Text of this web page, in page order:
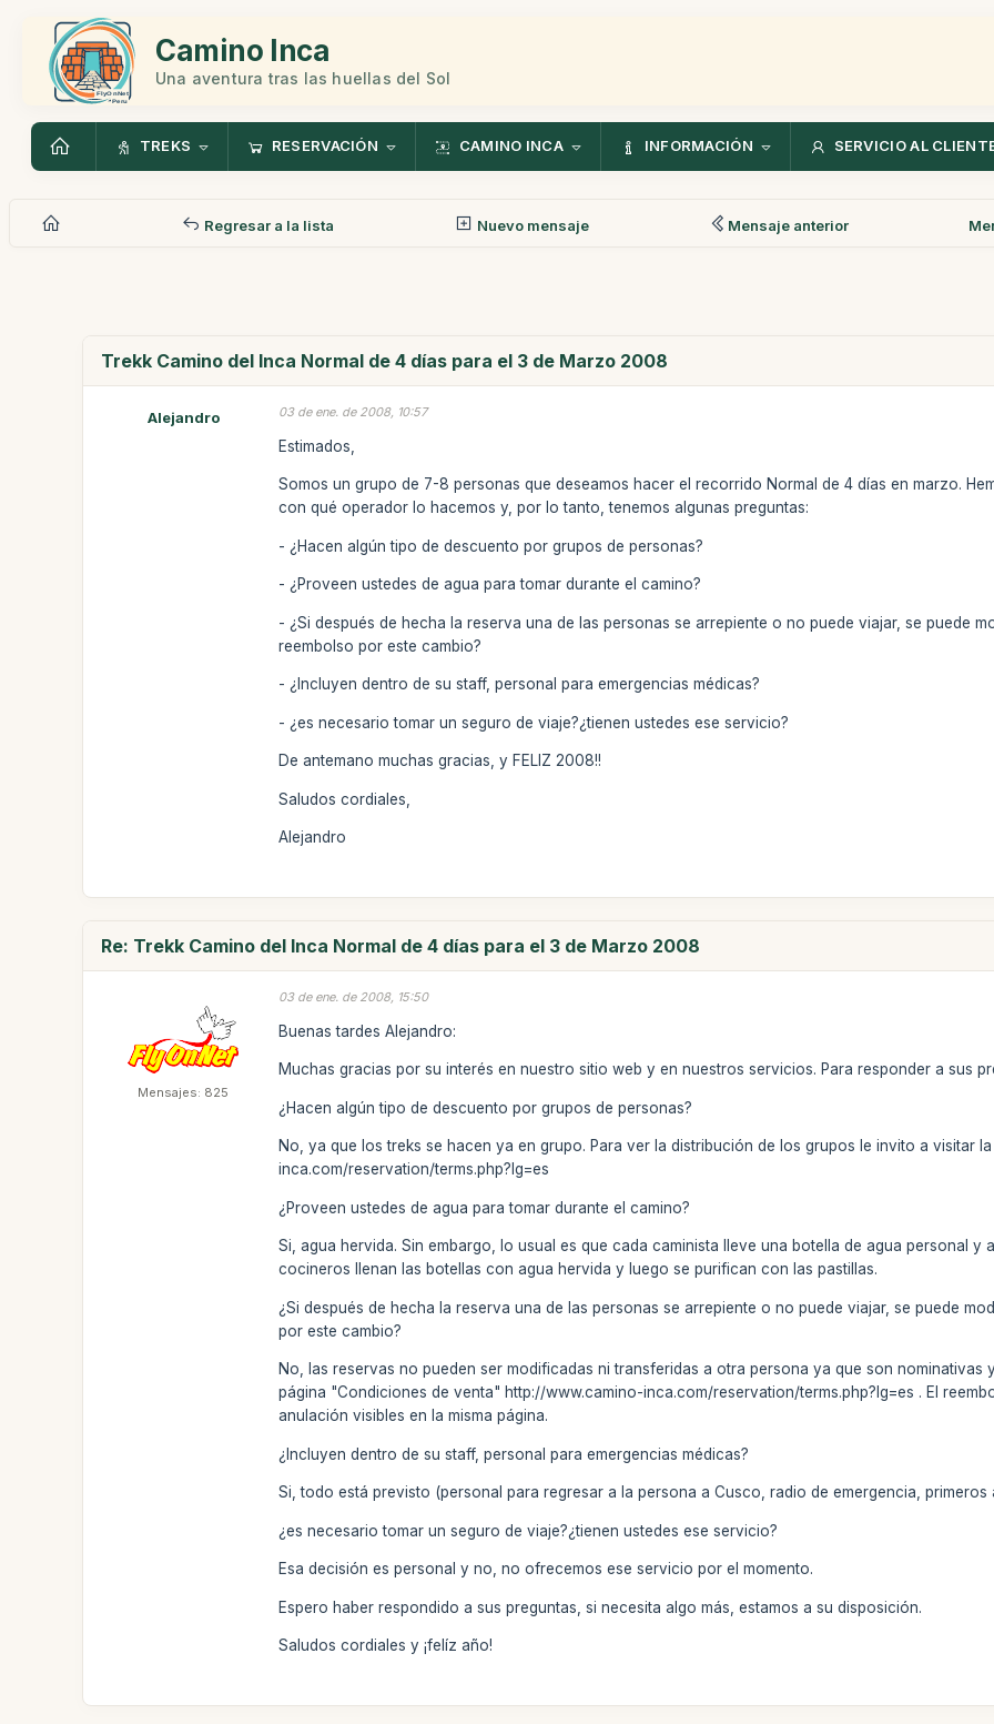
Camino Inca
Una aventura tras las huellas del Sol
TREKS RESERVACIÓN CAMINO INCA INFORMACIÓN SERVICIO AL
Regresar a la lista Nuevo mensaje Mensaje anterior
Trekk Camino del Inca Normal de 4 días para el 3 de Marzo 2008
Alejandro 03 de ene. de 2008, 10:57
Estimados,
Somos un grupo de 7-8 personas que deseamos hacer el recorrido Normal de 4 días en marzo.
con qué operador lo hacemos y, por lo tanto, tenemos algunas preguntas:
- ¿Hacen algún tipo de descuento por grupos de personas?
- ¿Proveen ustedes de agua para tomar durante el camino?
- ¿Si después de hecha la reserva una de las personas se arrepiente o no puede viajar, se puede
reembolso por este cambio?
- ¿Incluyen dentro de su staff, personal para emergencias médicas?
- ¿es necesario tomar un seguro de viaje?¿tienen ustedes ese servicio?
De antemano muchas gracias, y FELIZ 2008!!
Saludos cordiales,
Alejandro
Re: Trekk Camino del Inca Normal de 4 días para el 3 de Marzo 2008
Mensajes: 825
03 de ene. de 2008, 15:50
Buenas tardes Alejandro:
Muchas gracias por su interés en nuestro sitio web y en nuestros servicios. Para responder a sus
¿Hacen algún tipo de descuento por grupos de personas?
No, ya que los treks se hacen ya en grupo. Para ver la distribución de los grupos le invito a visitar
inca.com/reservation/terms.php?lg=es
¿Proveen ustedes de agua para tomar durante el camino?
Si, agua hervida. Sin embargo, lo usual es que cada caminista lleve una botella de agua personal
cocineros llenan las botellas con agua hervida y luego se purifican con las pastillas.
¿Si después de hecha la reserva una de las personas se arrepiente o no puede viajar, se puede
por este cambio?
No, las reservas no pueden ser modificadas ni transferidas a otra persona ya que son nominativas
página "Condiciones de venta" http://www.camino-inca.com/reservation/terms.php?lg=es . El
anulación visibles en la misma página.
¿Incluyen dentro de su staff, personal para emergencias médicas?
Si, todo está previsto (personal para regresar a la persona a Cusco, radio de emergencia, primeros
¿es necesario tomar un seguro de viaje?¿tienen ustedes ese servicio?
Esa decisión es personal y no, no ofrecemos ese servicio por el momento.
Espero haber respondido a sus preguntas, si necesita algo más, estamos a su disposición.
Saludos cordiales y ¡felíz año!